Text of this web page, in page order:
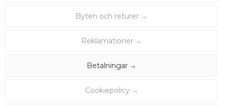
Byten och returer
Reklamationer
Betalningar
Cookiepolicy